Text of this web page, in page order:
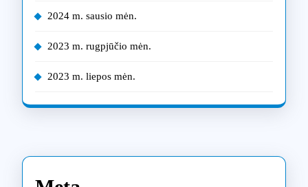
2024 m. sausio mėn.
2023 m. rugpjūčio mėn.
2023 m. liepos mėn.